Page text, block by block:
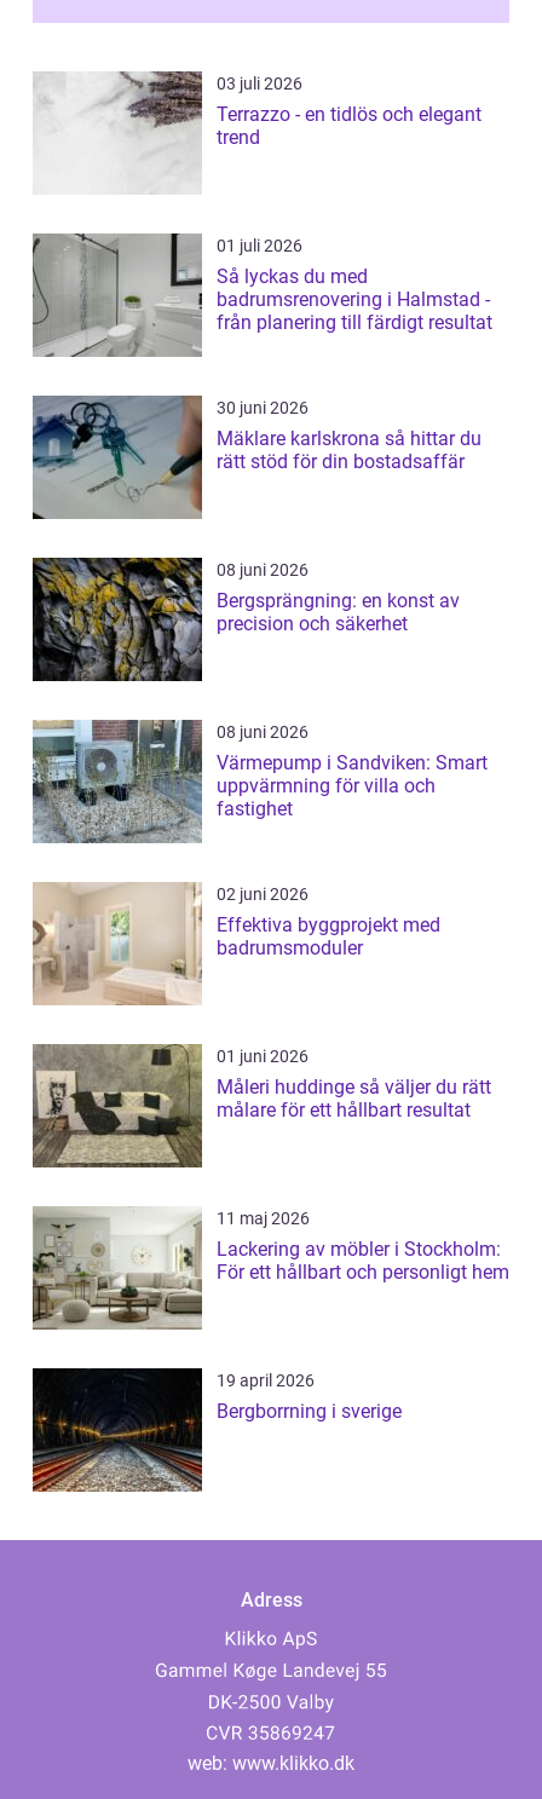
03 juli 2026
Terrazzo - en tidlös och elegant
trend
01 juli 2026
Så lyckas du med
badrumsrenovering i Halmstad -
från planering till färdigt resultat
30 juni 2026
Mäklare karlskrona så hittar du
rätt stöd för din bostadsaffär
08 juni 2026
Bergsprängning: en konst av
precision och säkerhet
08 juni 2026
Värmepump i Sandviken: Smart
uppvärmning för villa och
fastighet
02 juni 2026
Effektiva byggprojekt med
badrumsmoduler
01 juni 2026
Måleri huddinge så väljer du rätt
målare för ett hållbart resultat
11 maj 2026
Lackering av möbler i Stockholm:
För ett hållbart och personligt hem
19 april 2026
Bergborrning i sverige
Adress
web: www.klikko.dk